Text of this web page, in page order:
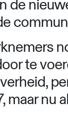
de
te
nu